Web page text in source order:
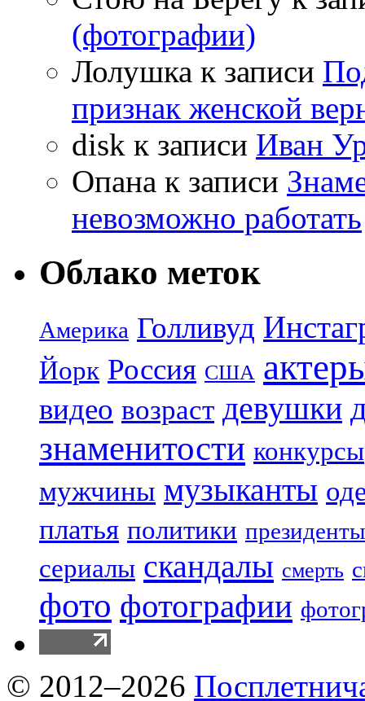
(фотографии)
Лолушка к записи
признак женской
disk к записи Иван
Опана к записи
невозможно работать
Облако меток
Америка Голливуд
Йорк Россия США
видео возраст девушки
знаменитости конкурсы
мужчины музыканты
платья политики президенты
сериалы скандалы смерть
фото фотографии
© 2012–2026